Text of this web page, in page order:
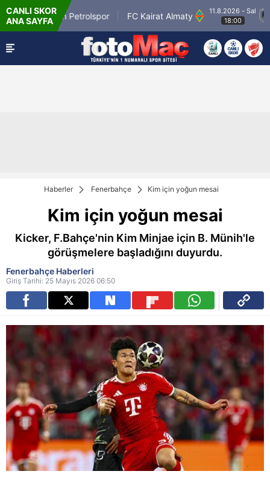
CANLI SKOR
ANA SAYFA
Batman Petrolspor FC Kairat Almaty
11.8.2026 - Sal
18:00
Haberler Fenerbahçe Kim için yoğun mesai
Kim için yoğun mesai
Kicker, F.Bahçe'nin Kim Minjae için B. Münih'le
görüşmelere başladığını duyurdu.
Fenerbahçe Haberleri
Giriş Tarihi: 25 Mayıs 2026 06:50